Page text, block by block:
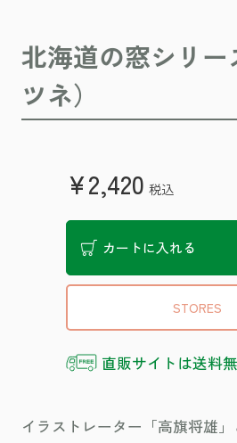
北海道の窓シリー
ツネ）
¥2,420 税込
カートに入れる
STORES
直販サイトは送料
イラストレーター「高旗将雄